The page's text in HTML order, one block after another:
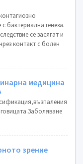
бактериална генеза.
се засягат и
контакт с болен
медицина
зрение